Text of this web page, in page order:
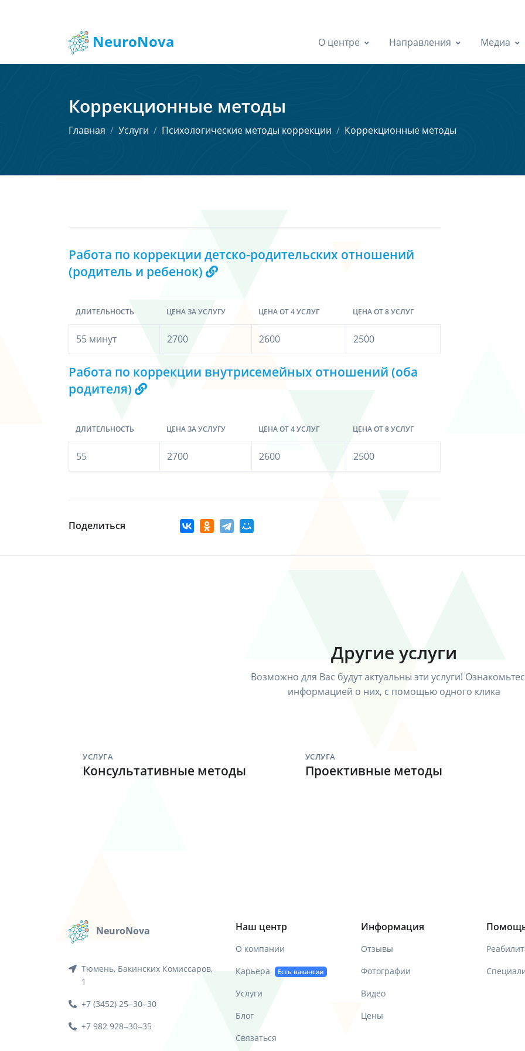
NeuroNova О центре Направления Медиа
Коррекционные методы
Главная Услуги Психологические методы коррекции Коррекционные методы
Работа по коррекции детско-родительских отношений
(родитель и ребенок)
ДЛИТЕЛЬНОСТЬ ЦЕНА ЗА УСЛУГУ ЦЕНА ОТ 4 УСЛУГ ЦЕНА ОТ 8 УСЛУГ
55 минут 2700 2600 2500
Работа по коррекции внутрисемейных отношений (оба
родителя)
ДЛИТЕЛЬНОСТЬ ЦЕНА ЗА УСЛУГУ ЦЕНА ОТ 4 УСЛУГ ЦЕНА ОТ 8 УСЛУГ
55 2700 2600 2500
Поделиться
Другие услуги
Возможно для Вас будут актуальны эти услуги!
информацией о них, с помощью одного клика
УСЛУГА
Консультативные методы
УСЛУГА
Проективные методы
NeuroNova
Тюмень, Бакинских Комиссаров,
1
+7 (3452) 25‒30‒30
+7 982 928‒30‒35
Наш центр
О компании
Карьера
Есть вакансии
Услуги
Блог
Связаться
Информация
Отзывы
Фотографии
Видео
Цены